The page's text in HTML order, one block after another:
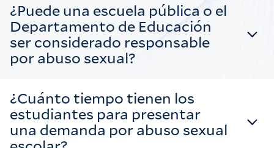
¿Puede una escuela pública o el
Departamento de Educación
ser considerado responsable
por abuso sexual?
¿Cuánto tiempo tienen los
estudiantes para presentar
una demanda por abuso sexual